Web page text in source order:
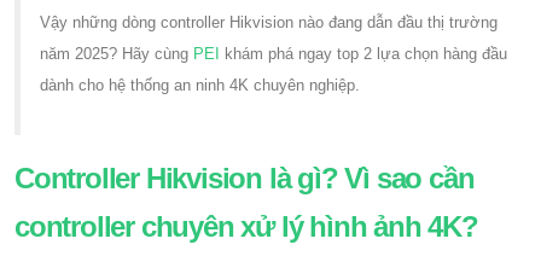
Vậy những dòng controller Hikvision nào đang dẫn đầu thị trường
năm 2025? Hãy cùng PEI
khám phá ngay top 2 lựa chọn hàng đầu
dành cho hệ thống an ninh 4K chuyên nghiệp.
Controller Hikvision là gì? Vì sao cần
controller chuyên xử lý hình ảnh 4K?